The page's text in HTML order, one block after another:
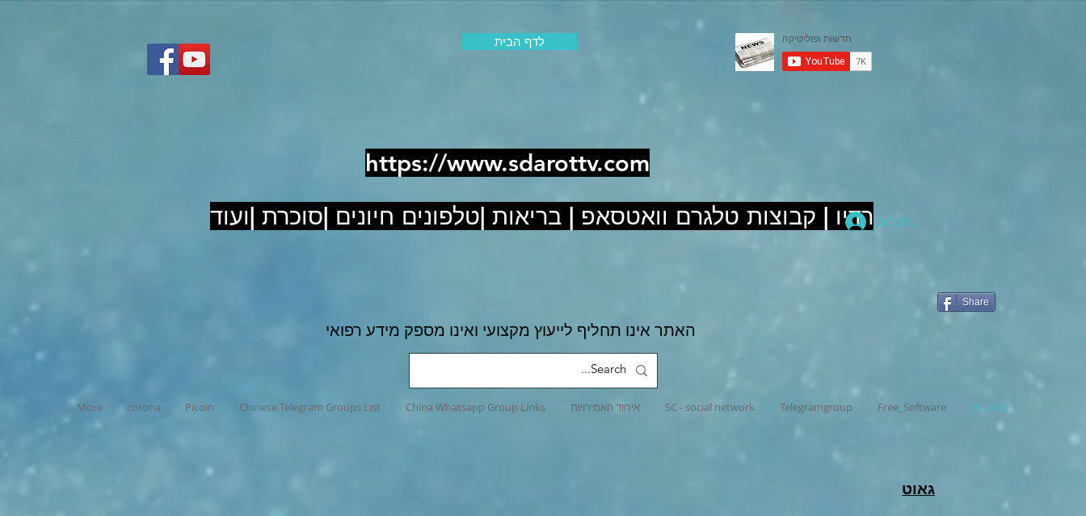
לדף הבית
https://www.sdarottv.com
רדיו | קבוצות טלגרם וואטסאפ | בריאות |טלפונים חיונים |סוכרת |ועוד להתחברות
Share
האתר אינו תחליף לייעוץ מקצועי ואינו מספק מידע רפואי
מן הטבע Free_Software
Telegramgroup
SC - social network איחוד האמירויות China Whatsapp Group Links
Chinese Telegram Groups List
Picoin
corona
More
גאוט